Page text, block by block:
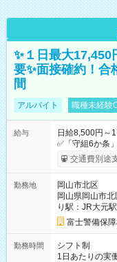
✨１日最大17,450
要✨面接確約！合
間
アルバイト 職種未経験
給与
日給8,500円～
✅「守組6か条」による評
上記評価制度
を支給します
14,375円 (3)上
者が現場まで
時間の場合、時
り上位の資格取
れます！ ※日当支給時振込手数料等は一切ありません。 【試用
期間】試用期間
交通費別途
勤務地
岡山市北区
岡山県岡山市
り駅：JR大元駅
富士警備保
勤務時間
シフト制
1日あたりの実